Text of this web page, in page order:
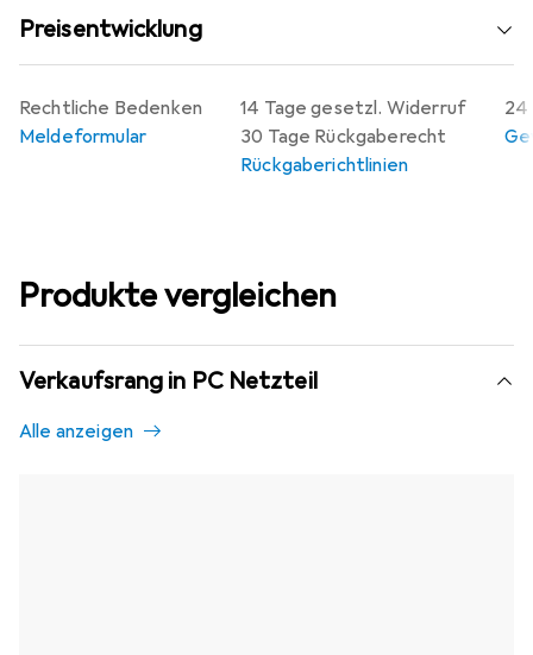
Preisentwicklung
14 Tage gesetzl. Widerruf
30 Tage Rückgaberecht
Rückgaberichtlinien
24
Rechtliche Bedenken
Meldeformular
Produkte vergleichen
Verkaufsrang in PC Netzteil
Alle anzeigen